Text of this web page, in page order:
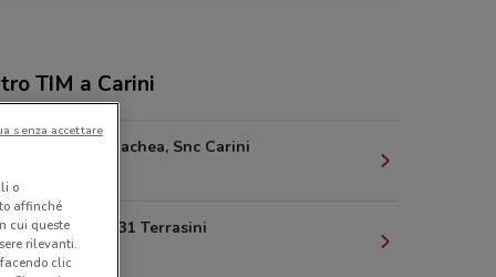
TIM a Carini
Contrada Ciachea, Snc Carini
Via Perez, 131 Terrasini
8.7 km
o
affinché
cui queste
rilevanti.
clic
senza accettare